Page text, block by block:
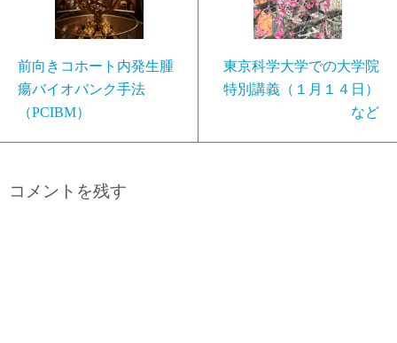
前向きコホート内発生腫
瘍バイオバンク手法
（PCIBM）
東京科学大学での大学院
特別講義（１月１４日）
など
コメントを残す